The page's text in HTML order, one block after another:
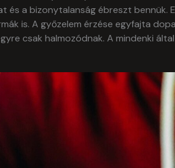
és a bizonytalanság ébreszt bennük.
is. A győzelem érzése egyfajta
csak halmozódnak. A mindenki